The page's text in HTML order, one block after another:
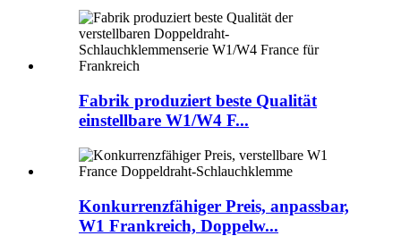
Fabrik produziert beste Qualität
einstellbare W1/W4 F...
Konkurrenzfähiger Preis, anpassbar,
W1 Frankreich, Doppelw...